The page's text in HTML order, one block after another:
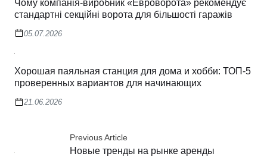
Чому компанія-виробник «Евроворота» рекомендує
стандартні секційні ворота для більшості гаражів
05.07.2026
Хорошая паяльная станция для дома и хобби: ТОП-5
проверенных вариантов для начинающих
21.06.2026
Previous Article
Новые тренды на рынке аренды